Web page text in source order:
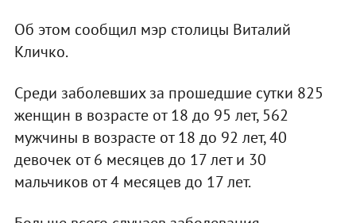
Об этом сообщил мэр столицы Виталий
Кличко.
Среди заболевших за прошедшие сутки 825
женщин в возрасте от 18 до 95 лет, 562
мужчины в возрасте от 18 до 92 лет, 40
девочек от 6 месяцев до 17 лет и 30
мальчиков от 4 месяцев до 17 лет.